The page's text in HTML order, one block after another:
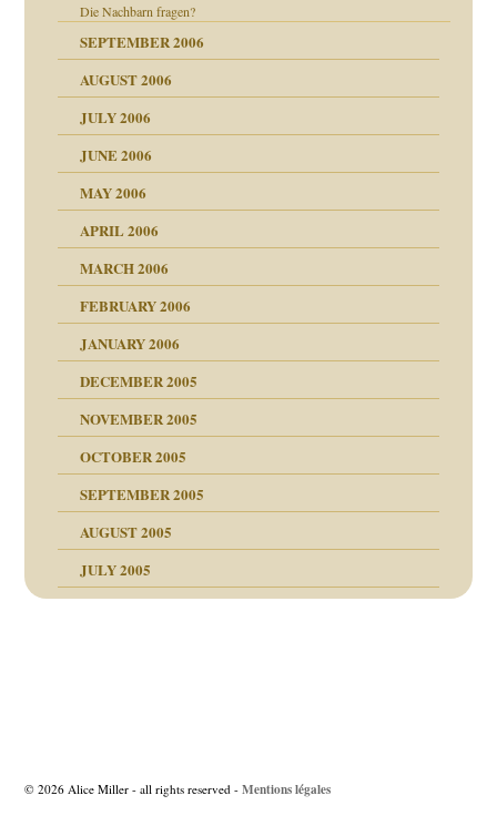
Die Nachbarn fragen?
SEPTEMBER 2006
AUGUST 2006
JULY 2006
JUNE 2006
MAY 2006
APRIL 2006
MARCH 2006
FEBRUARY 2006
JANUARY 2006
DECEMBER 2005
NOVEMBER 2005
OCTOBER 2005
SEPTEMBER 2005
AUGUST 2005
JULY 2005
© 2026 Alice Miller - all rights reserved -Mentions légales